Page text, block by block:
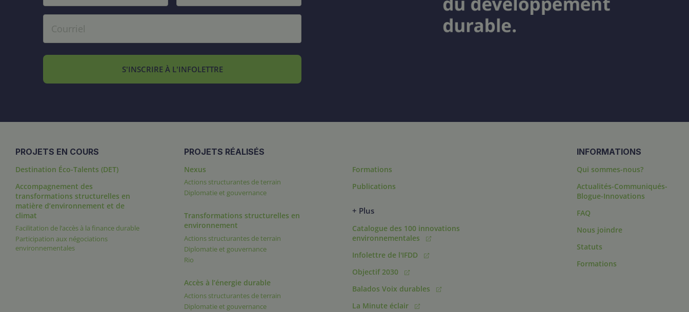
S'INSCRIRE À L'INFOLETTRE
PROJETS EN COURS
Destination Éco-Talents (DET)
Accompagnement des
transformations structurelles en
matière d’environnement et de
climat
Facilitation de l’accès à la finance durable
Participation aux négociations
environnementales
PROJETS RÉALISÉS
Nexus
Actions structurantes de terrain
Diplomatie et gouvernance
Transformations structurelles en
environnement
Actions structurantes de terrain
Diplomatie et gouvernance
Rio
Accès à l’énergie durable
Actions structurantes de terrain
Diplomatie et gouvernance
Formations
Publications
+ Plus
Catalogue des 100 innovations
environnementales
Infolettre de l'IFDD
Objectif 2030
Balados Voix durables
La Minute éclair
INFORMATIONS
Qui sommes-nous?
Actualités-Communiqués-
Blogue-Innovations
FAQ
Nous joindre
Statuts
Formations